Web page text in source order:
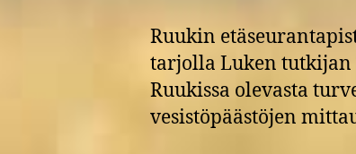
Ruukin
tarjolla Luken tutkijan
Ruukissa olevasta
vesistöpäästöjen